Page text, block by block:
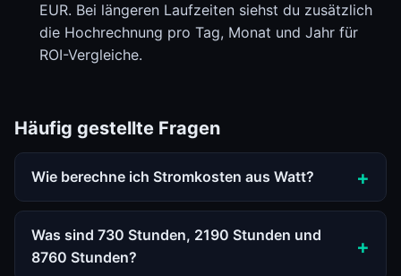
EUR. Bei längeren Laufzeiten siehst du zusätzlich
die Hochrechnung pro Tag, Monat und Jahr für
ROI-Vergleiche.
Häufig gestellte Fragen
Wie berechne ich Stromkosten aus Watt?
Was sind 730 Stunden, 2190 Stunden und
8760 Stunden?